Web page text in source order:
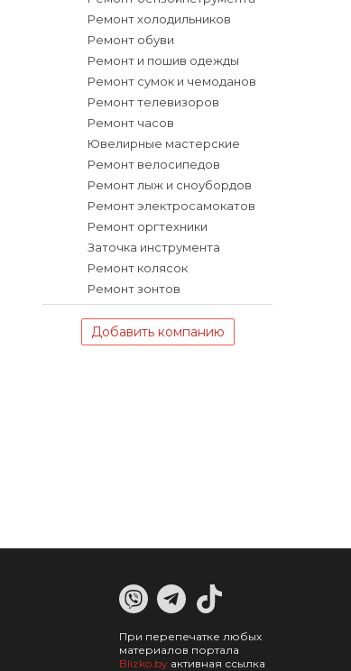
Ремонт холодильников
Ремонт обуви
Ремонт и пошив одежды
Ремонт сумок и чемоданов
Ремонт телевизоров
Ремонт часов
Ювелирные мастерские
Ремонт велосипедов
Ремонт лыж и сноубордов
Ремонт электросамокатов
Ремонт оргтехники
Заточка инструмента
Ремонт колясок
Ремонт зонтов
Добавить компанию
При перепечатке любых
материалов портала
Blizko.by активная ссылка